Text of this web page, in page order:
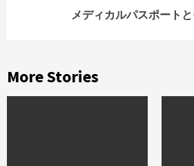
メディカルパスポート
More Stories